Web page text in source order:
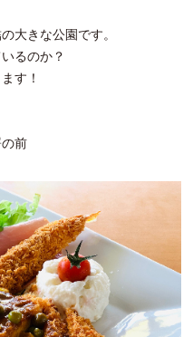
大きな公園です。
るのか？
す！
前